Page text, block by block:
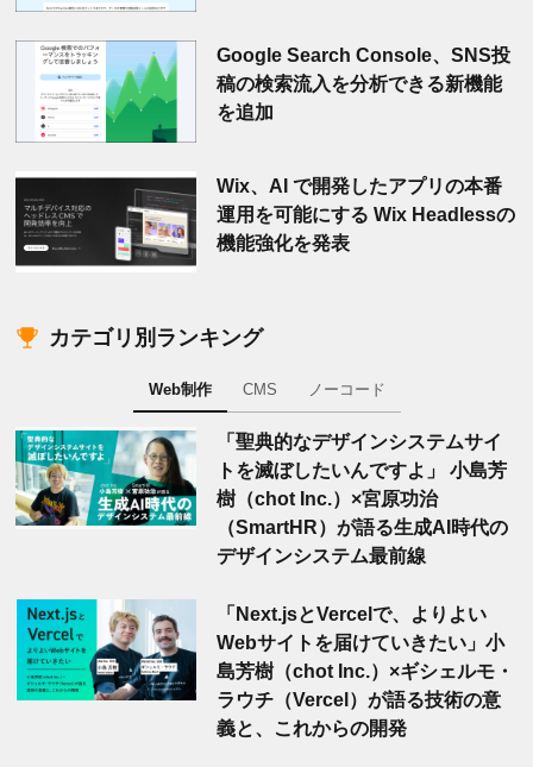
Google Search Console、SNS投
稿の検索流入を分析できる新機能
を追加
Wix、AI で開発したアプリの本番
運用を可能にする Wix Headlessの
機能強化を発表
カテゴリ別ランキング
Web制作 CMS ノーコード
「聖典的なデザインシステムサイ
トを滅ぼしたいんですよ」 小島芳
樹（chot Inc.）×宮原功治
（SmartHR）が語る生成AI時代の
デザインシステム最前線
「Next.jsとVercelで、よりよい
Webサイトを届けていきたい」小
島芳樹（chot Inc.）×ギシェルモ・
ラウチ（Vercel）が語る技術の意
義と、これからの開発